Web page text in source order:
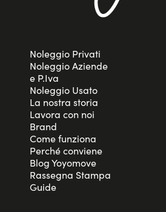
Noleggio Privati
Noleggio Aziende
e P.Iva
Noleggio Usato
La nostra storia
Lavora con noi
Brand
Come funziona
Perché conviene
Blog Yoyomove
Rassegna Stampa
Guide